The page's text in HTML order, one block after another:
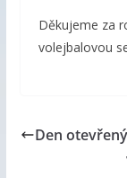
Děkujeme za
volejbalovou
Den